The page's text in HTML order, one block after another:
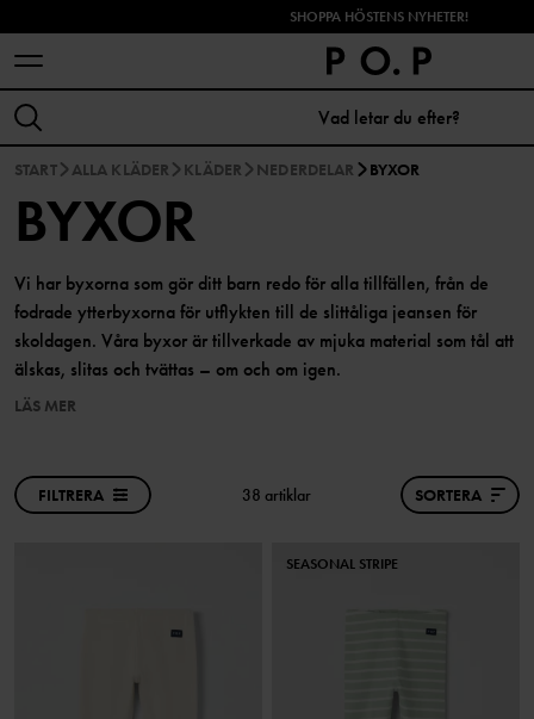
SHOPPA HÖSTENS NYHETER!
START ALLA KLÄDER KLÄDER NEDERDELAR BYXOR
BYXOR
Vi har byxorna som gör ditt barn redo för alla tillfällen, från de
fodrade ytterbyxorna för utflykten till de slittåliga jeansen för
skoldagen. Våra byxor är tillverkade av mjuka material som tål att
älskas, slitas och tvättas – om och om igen.
LÄS MER
FILTRERA 38 artiklar SORTERA
SEASONAL STRIPE